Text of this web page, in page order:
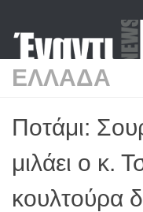
ΕΛΛΑΔΑ
Ποτάμι:
μιλάει ο κ.
κουλτούρα